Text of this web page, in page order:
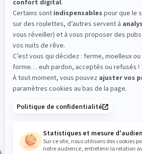
Livraison gratuite
Fabrication Française
101 nuits d'essai*